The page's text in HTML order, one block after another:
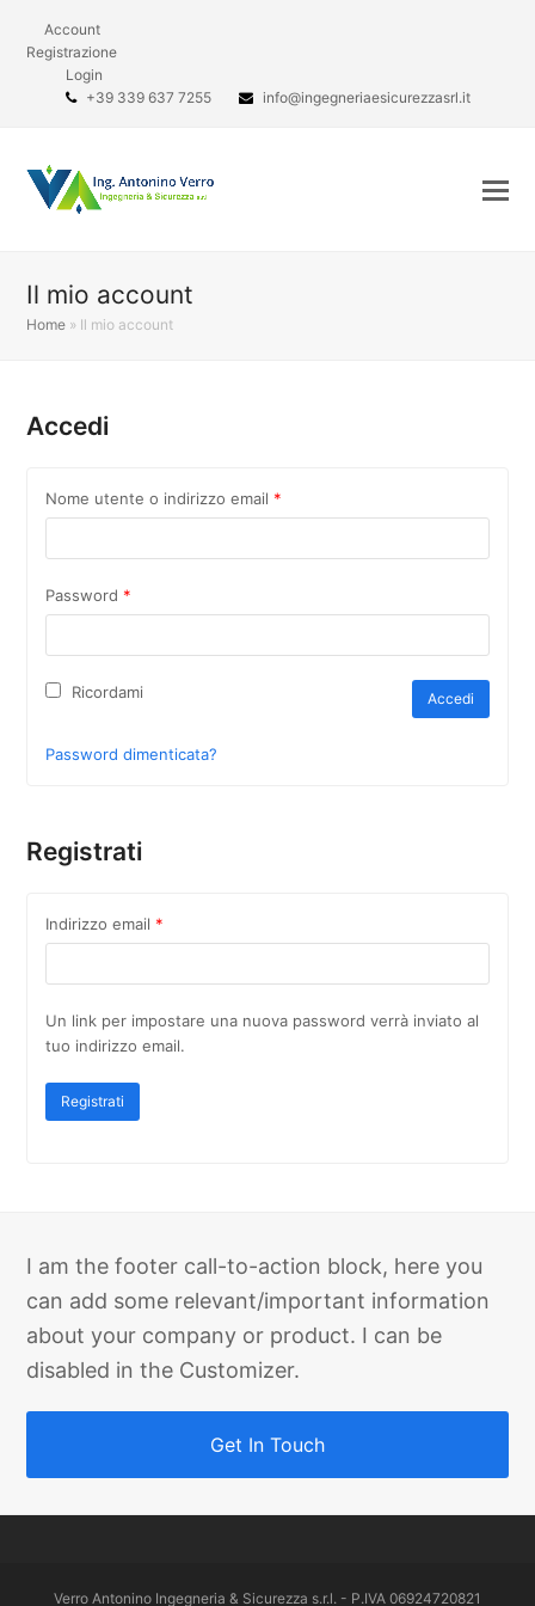
Account
Registrazione
Login
+39 339 637 7255
info@ingegneriaesicurezzasrl.it
Il mio account
Home » Il mio account
Accedi
Nome utente o indirizzo email *
Password *
Ricordami Accedi
Password dimenticata?
Registrati
Indirizzo email *
Un link per impostare una nuova password verrà inviato al
tuo indirizzo email.
Registrati
I am the footer call-to-action block, here you
can add some relevant/important information
about your company or product. I can be
disabled in the Customizer.
Get In Touch
Verro Antonino Ingegneria & Sicurezza s.r.l. - P.IVA 06924720821